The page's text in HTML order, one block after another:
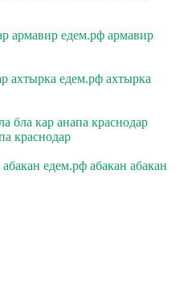
армавир едем.рф армавир
ахтырка едем.рф ахтырка
бла кар анапа краснодар
краснодар
едем.рф абакан абакан